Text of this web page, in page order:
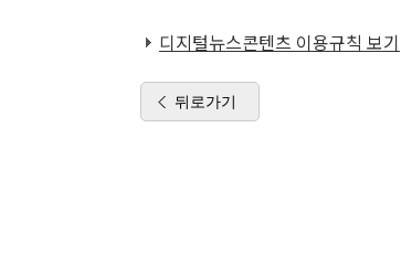
디지털뉴스콘텐츠 이용규칙 보기
뒤로가기